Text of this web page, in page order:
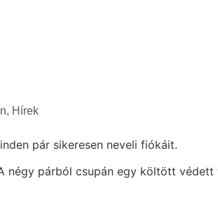
, Hírek
pár sikeresen neveli fiókáit.
párból csupán egy költött védett